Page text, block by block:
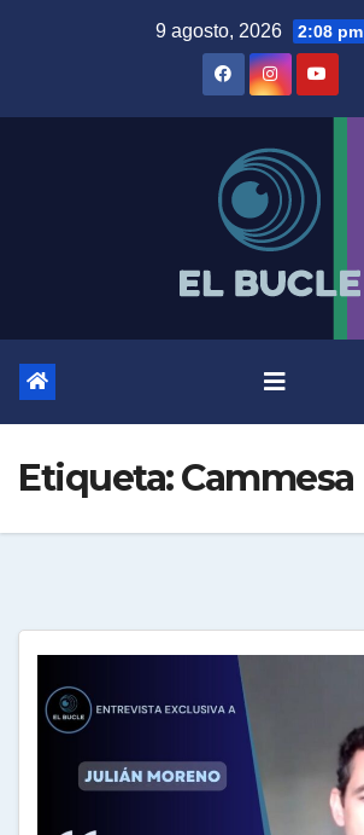
9 agosto, 2026 2:08 pm
Etiqueta:Cammesa